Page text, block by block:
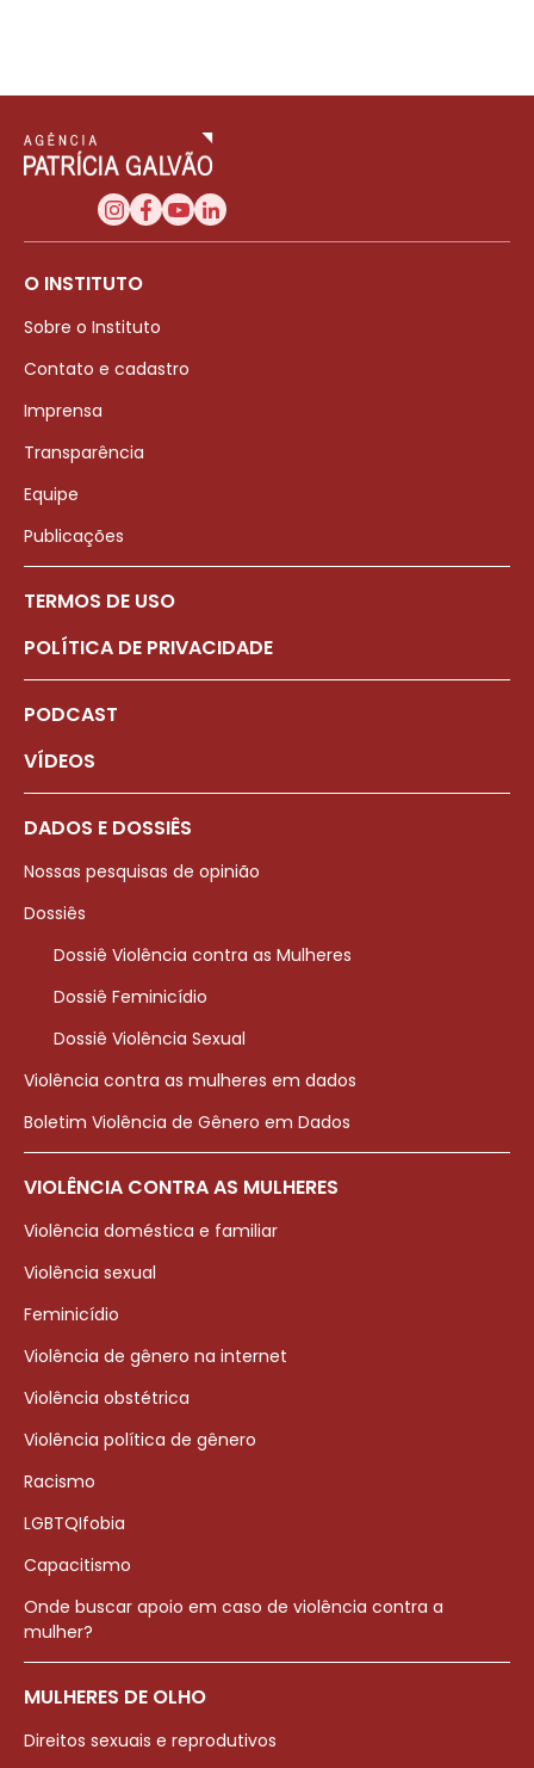
O INSTITUTO
Sobre o Instituto
Contato e cadastro
Imprensa
Transparência
Equipe
Publicações
TERMOS DE USO
POLÍTICA DE PRIVACIDADE
PODCAST
VÍDEOS
DADOS E DOSSIÊS
Nossas pesquisas de opinião
Dossiês
Dossiê Violência contra as Mulheres
Dossiê Feminicídio
Dossiê Violência Sexual
Violência contra as mulheres em dados
Boletim Violência de Gênero em Dados
VIOLÊNCIA CONTRA AS MULHERES
Violência doméstica e familiar
Violência sexual
Feminicídio
Violência de gênero na internet
Violência obstétrica
Violência política de gênero
Racismo
LGBTQIfobia
Capacitismo
Onde buscar apoio em caso de violência contra a
mulher?
MULHERES DE OLHO
Direitos sexuais e reprodutivos